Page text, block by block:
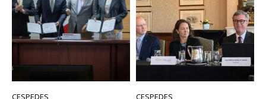
CESPEDES CESPEDES